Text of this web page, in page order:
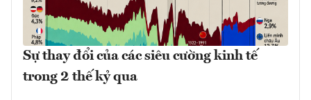
Sự thay đổi của các siêu cường kinh tế
trong 2 thế kỷ qua